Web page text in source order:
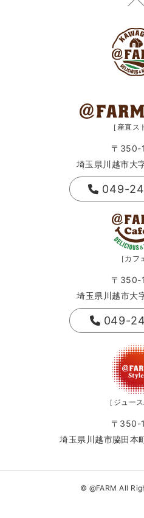
［産直ス
〒350-
埼玉県川越市大
049-
［カフ
〒350-
埼玉県川越市大
049-
［ジュー
〒350-
埼玉県川越市脇田本
© @FARM All